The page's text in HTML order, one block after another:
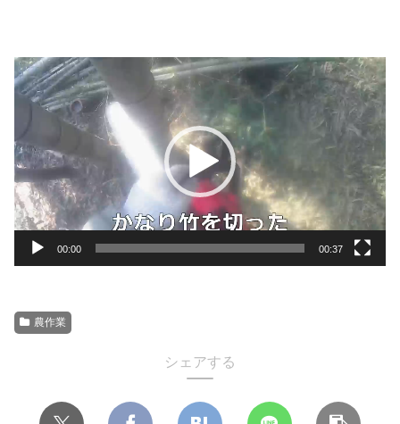
動
画
レ
ー
ヤ
ー
00:00 00:37
農作業
シェアする